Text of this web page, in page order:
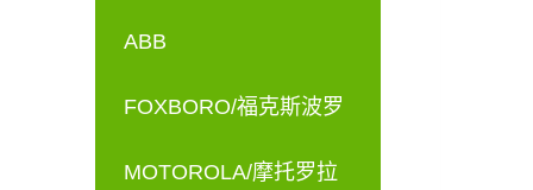
ABB
FOXBORO/福克斯波罗
MOTOROLA/摩托罗拉